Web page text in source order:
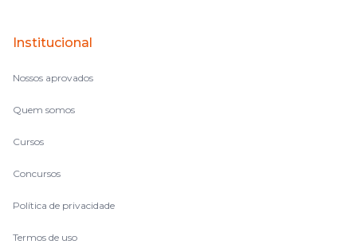
no volume de matérias.
Institucional
Nossos aprovados
Quem somos
Cursos
Concursos
Política de privacidade
Termos de uso